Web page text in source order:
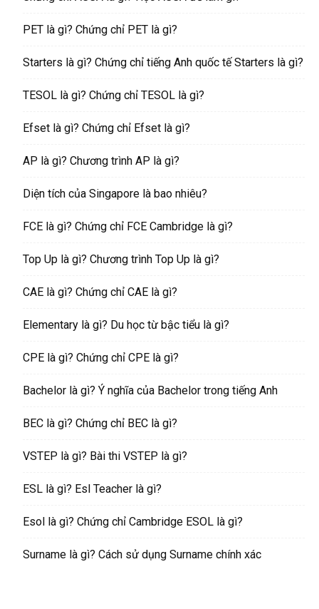
PET là gì? Chứng chỉ PET là gì?
Starters là gì? Chứng chỉ tiếng Anh quốc tế Starters là gì?
TESOL là gì? Chứng chỉ TESOL là gì?
Efset là gì? Chứng chỉ Efset là gì?
AP là gì? Chương trình AP là gì?
Diện tích của Singapore là bao nhiêu?
FCE là gì? Chứng chỉ FCE Cambridge là gì?
Top Up là gì? Chương trình Top Up là gì?
CAE là gì? Chứng chỉ CAE là gì?
Elementary là gì? Du học từ bậc tiểu là gì?
CPE là gì? Chứng chỉ CPE là gì?
Bachelor là gì? Ý nghĩa của Bachelor trong tiếng Anh
BEC là gì? Chứng chỉ BEC là gì?
VSTEP là gì? Bài thi VSTEP là gì?
ESL là gì? Esl Teacher là gì?
Esol là gì? Chứng chỉ Cambridge ESOL là gì?
Surname là gì? Cách sử dụng Surname chính xác